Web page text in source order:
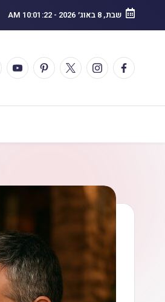
שבת, 8 באוג׳ 2026 -
10:01:23 AM